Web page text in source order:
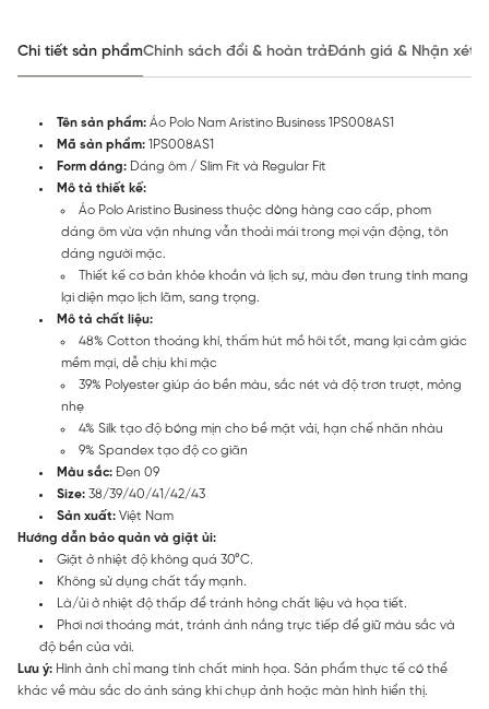
Chi tiết sản phẩmChính sách đổi & hoàn trảĐánh giá & Nhận xét
Tên sản phẩm: Áo Polo Nam Aristino Business 1PS008AS1
Mã sản phẩm: 1PS008AS1
Form dáng: Dáng ôm / Slim Fit và Regular Fit
Mô tả thiết kế:
Áo Polo Aristino Business thuộc dòng hàng cao cấp, phom
dáng ôm vừa vặn nhưng vẫn thoải mái trong mọi vận động, tôn
dáng người mặc.
Thiết kế cơ bản khỏe khoắn và lịch sự, màu đen trung tính mang
lại diện mạo lịch lãm, sang trọng.
Mô tả chất liệu:
48% Cotton thoáng khí, thấm hút mồ hôi tốt, mang lại cảm giác
mềm mại, dễ chịu khi mặc
39% Polyester giúp áo bền màu, sắc nét và độ trơn trượt, mỏng
nhẹ
4% Silk tạo độ bóng mịn cho bề mặt vải, hạn chế nhăn nhàu
9% Spandex tạo độ co giãn
Màu sắc: Đen 09
Size: 38/39/40/41/42/43
Sản xuất: Việt Nam
Hướng dẫn bảo quản và giặt ủi:
Giặt ở nhiệt độ không quá 30°C.
Không sử dụng chất tẩy mạnh.
Là/ủi ở nhiệt độ thấp để tránh hỏng chất liệu và họa tiết.
Phơi nơi thoáng mát, tránh ánh nắng trực tiếp để giữ màu sắc và
độ bền của vải.
Lưu ý: Hình ảnh chỉ mang tính chất minh họa. Sản phẩm thực tế có thể
khác về màu sắc do ánh sáng khi chụp ảnh hoặc màn hình hiển thị.